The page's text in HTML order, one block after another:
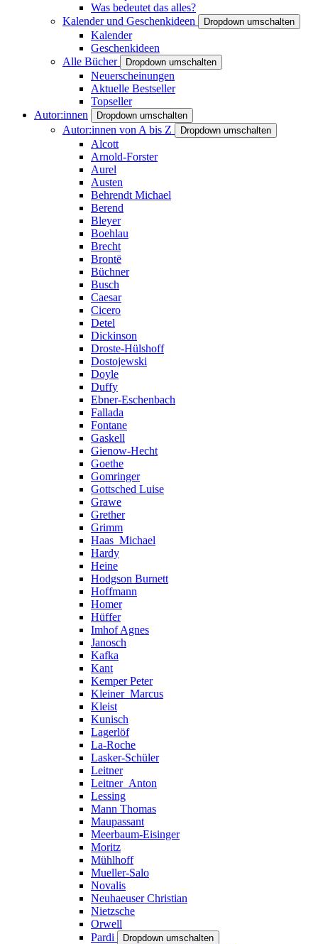
Was bedeutet das alles?
Kalender und Geschenkideen
Dropdown umschalten
Kalender
Geschenkideen
Alle Bücher
Dropdown umschalten
Neuerscheinungen
Aktuelle Bestseller
Topseller
Autor:innen
Dropdown umschalten
Autor:innen von A bis Z Dropdown umschalten
Alcott
Arnold-Forster
Aurel
Austen
Behrendt Michael
Berend
Bleyer
Boehlau
Brecht
Brontë
Büchner
Busch
Caesar
Cicero
Detel
Dickinson
Droste-Hülshoff
Dostojewski
Doyle
Duffy
Ebner-Eschenbach
Fallada
Fontane
Gaskell
Gienow-Hecht
Goethe
Gomringer
Gottsched Luise
Grawe
Grether
Grimm
Haas_Michael
Hardy
Heine
Hodgson Burnett
Hoffmann
Homer
Hüffer
Imhof Agnes
Janosch
Kafka
Kant
Kemper Peter
Kleiner_Marcus
Kleist
Kunisch
Lagerlöf
La-Roche
Lasker-Schüler
Leitner
Leitner_Anton
Lessing
Mann Thomas
Maupassant
Meerbaum-Eisinger
Moritz
Mühlhoff
Mueller-Salo
Novalis
Neuhaeuser Christian
Nietzsche
Orwell
Pardi
Dropdown umschalten